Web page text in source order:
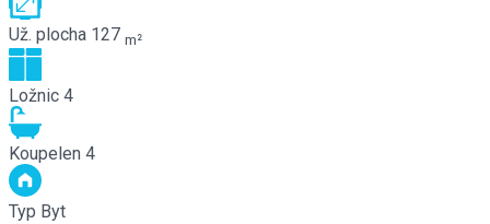
Už. plocha 127 m²
Ložnic 4
Koupelen 4
Typ Byt